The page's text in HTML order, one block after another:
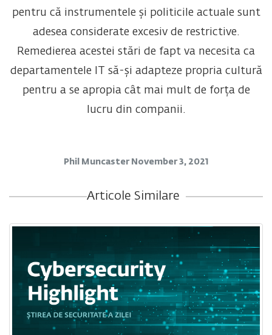
pentru că instrumentele și politicile actuale sunt
adesea considerate excesiv de restrictive.
Remedierea acestei stări de fapt va necesita ca
departamentele IT să-și adapteze propria cultură
pentru a se apropia cât mai mult de forța de
lucru din companii.
Phil Muncaster November 3, 2021
Articole Similare